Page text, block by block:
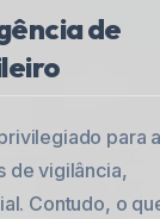
de
para
de vigilância,
Contudo, o